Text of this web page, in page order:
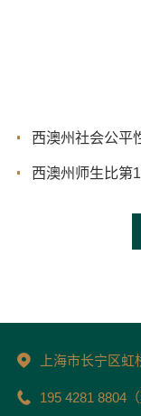
西澳州社会公平
西澳州师生比第
上海市长宁区
195 4281 8804